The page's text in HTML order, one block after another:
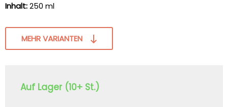
Inhalt:250 ml
MEHR VARIANTEN
Auf Lager (10+ St.)